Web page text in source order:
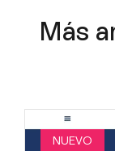
Más
NUEVO